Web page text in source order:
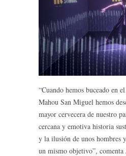
“Cuando hemos buceado en
Mahou San Miguel hemos
mayor cervecera de nuestro
cercana y emotiva historia
y la ilusión de unos hombres
un mismo objetivo”, comenta